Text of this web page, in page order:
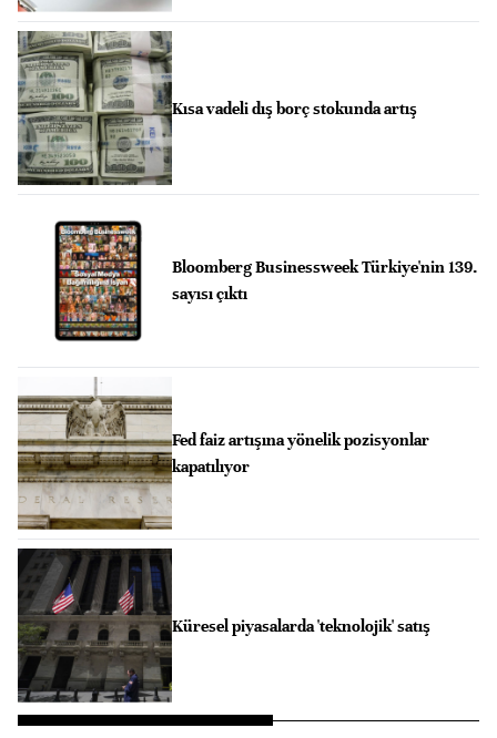
Kısa vadeli dış borç stokunda artış
Bloomberg Businessweek Türkiye'nin 139.
sayısı çıktı
Fed faiz artışına yönelik pozisyonlar
kapatılıyor
Küresel piyasalarda 'teknolojik' satış